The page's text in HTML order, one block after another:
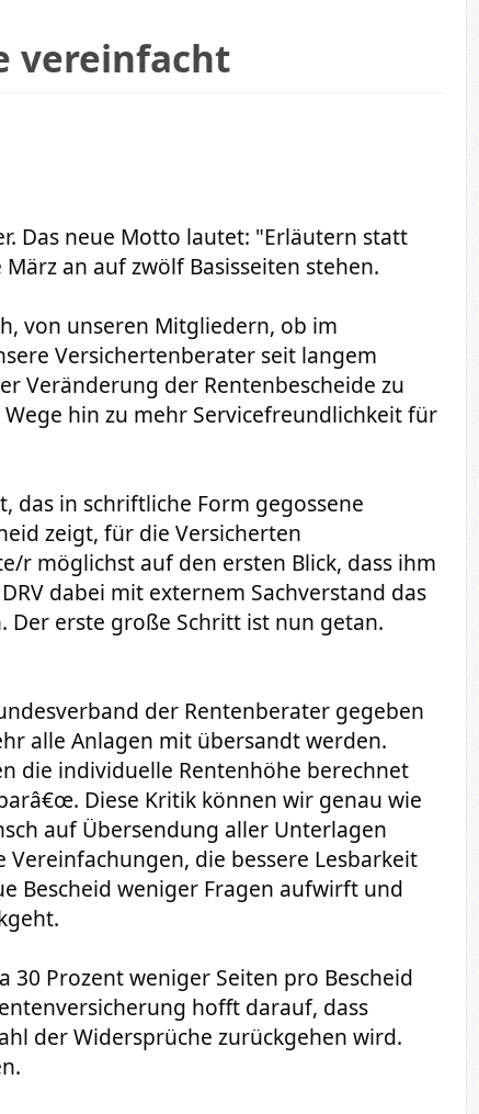
vereinfacht
Das neue Motto lautet: "Erläutern statt
an auf zwölf Basisseiten stehen.
von unseren Mitgliedern, ob im
Versichertenberater seit langem
Veränderung der Rentenbescheide zu
hin zu mehr Servicefreundlichkeit für
das in schriftliche Form gegossene
zeigt, für die Versicherten
r möglichst auf den ersten Blick, dass ihm
dabei mit externem Sachverstand das
erste große Schritt ist nun getan.
der Rentenberater gegeben
alle Anlagen mit übersandt werden.
die individuelle Rentenhöhe berechnet
Diese Kritik können wir genau wie
auf Übersendung aller Unterlagen
die bessere Lesbarkeit
Bescheid weniger Fragen aufwirft und
30 Prozent weniger Seiten pro Bescheid
hofft darauf, dass
der Widersprüche zurückgehen wird.